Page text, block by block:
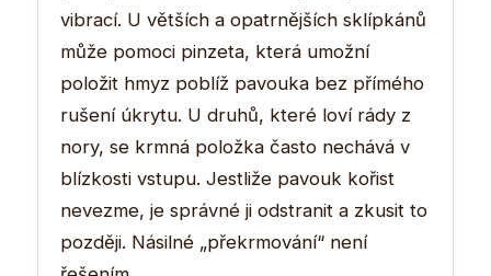
vibrací. U větších a opatrnějších sklípkánů
může pomoci pinzeta, která umožní
položit hmyz poblíž pavouka bez přímého
rušení úkrytu. U druhů, které loví rády z
nory, se krmná položka často nechává v
blízkosti vstupu. Jestliže pavouk kořist
nevezme, je správné ji odstranit a zkusit to
později. Násilné „překrmování“ není